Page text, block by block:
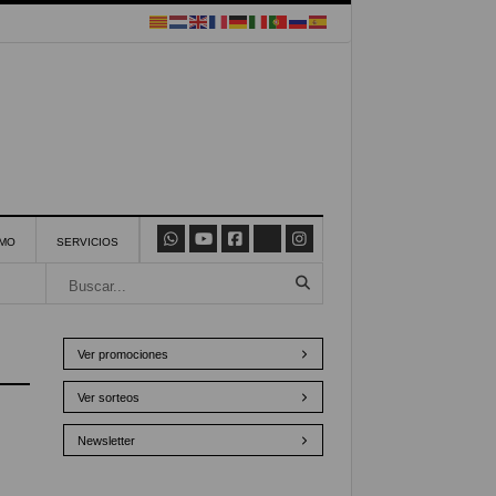
SERVICIOS
Ver promociones
Ver sorteos
Newsletter